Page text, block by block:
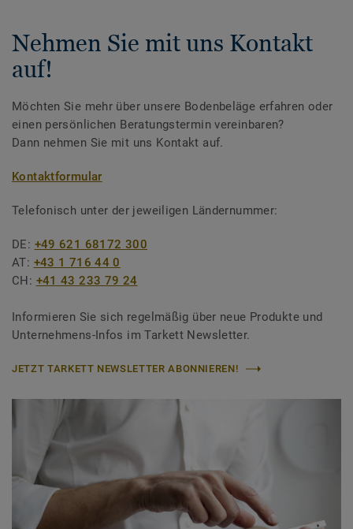
Nehmen Sie mit uns Kontakt
auf!
Möchten Sie mehr über unsere Bodenbeläge erfahren oder
einen persönlichen Beratungstermin vereinbaren?
Dann nehmen Sie mit uns Kontakt auf.
Kontaktformular
Telefonisch unter der jeweiligen Ländernummer:
DE: +49 621 68172 300
AT: +43 1 716 44 0
CH: +41 43 233 79 24
Informieren Sie sich regelmäßig über neue Produkte und
Unternehmens-Infos im Tarkett Newsletter.
JETZT TARKETT NEWSLETTER ABONNIEREN!